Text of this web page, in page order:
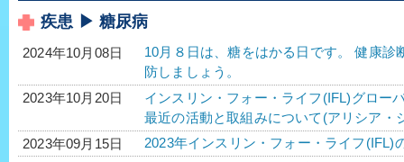
疾患 ▶ 糖尿病
2024年10月08日
10月８日は、糖をはかる日です。 健康
防しましょう。
2023年10月20日
インスリン・フォー・ライフ(IFL)グロー
最近の活動と取組みについて(アリシア・
2023年09月15日
2023年インスリン・フォー・ライフ(IFL)